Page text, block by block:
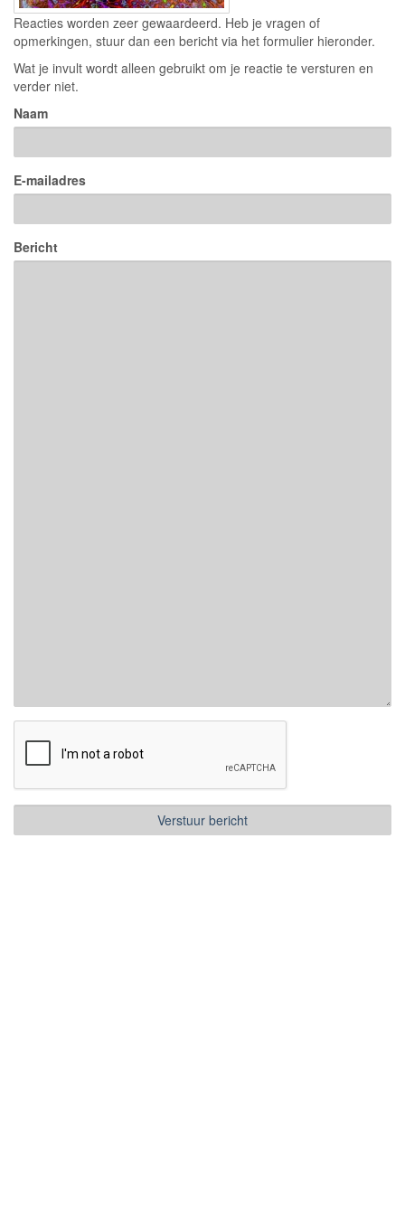
Reacties worden zeer gewaardeerd. Heb je vragen of
opmerkingen, stuur dan een bericht via het formulier hieronder.
Wat je invult wordt alleen gebruikt om je reactie te versturen en
verder niet.
Naam
E-mailadres
Bericht